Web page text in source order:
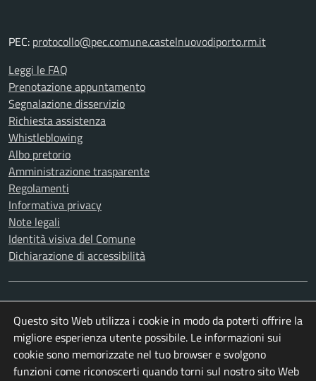
PEC: protocollo@pec.comune.castelnuovodiporto.rm.it
Leggi le FAQ
Prenotazione appuntamento
Segnalazione disservizio
Richiesta assistenza
Whistleblowing
Albo pretorio
Amministrazione trasparente
Regolamenti
Informativa privacy
Note legali
Identità visiva del Comune
Dichiarazione di accessibilità
SEGUICI SU
FacebookInstagram
X Youtube
Questo sito Web utilizza i cookie in modo da poterti offrire la
migliore esperienza utente possibile. Le informazioni sui
cookie sono memorizzate nel tuo browser e svolgono
funzioni come riconoscerti quando torni sul nostro sito Web